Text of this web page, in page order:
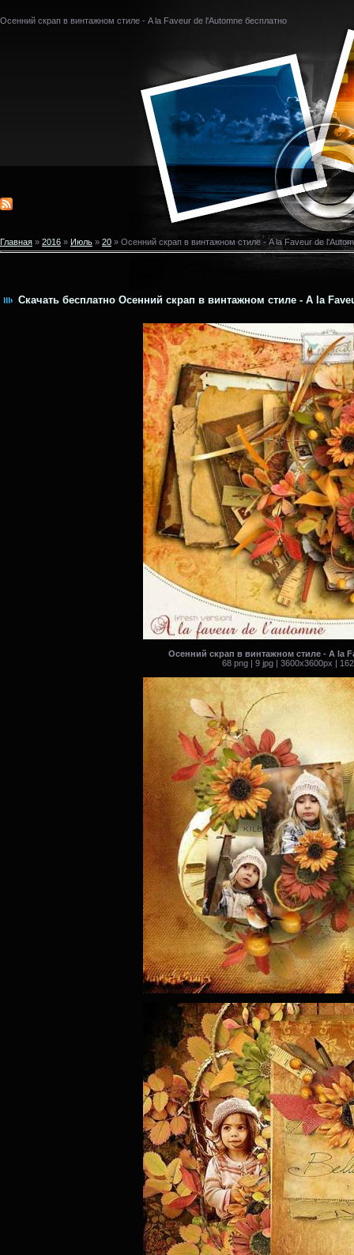
Осенний скрап в винтажном стиле - A la Faveur de l'Automne бесплатно
Главная » 2016 » Июль » 20 » Осенний скрап в винтажном стиле - A la Faveur de
Скачать бесплатно Осенний скрап в винтажном стиле - A la
Осенний скрап в винтажном стиле - A la
68 png | 9 jpg | 3600x3600px |